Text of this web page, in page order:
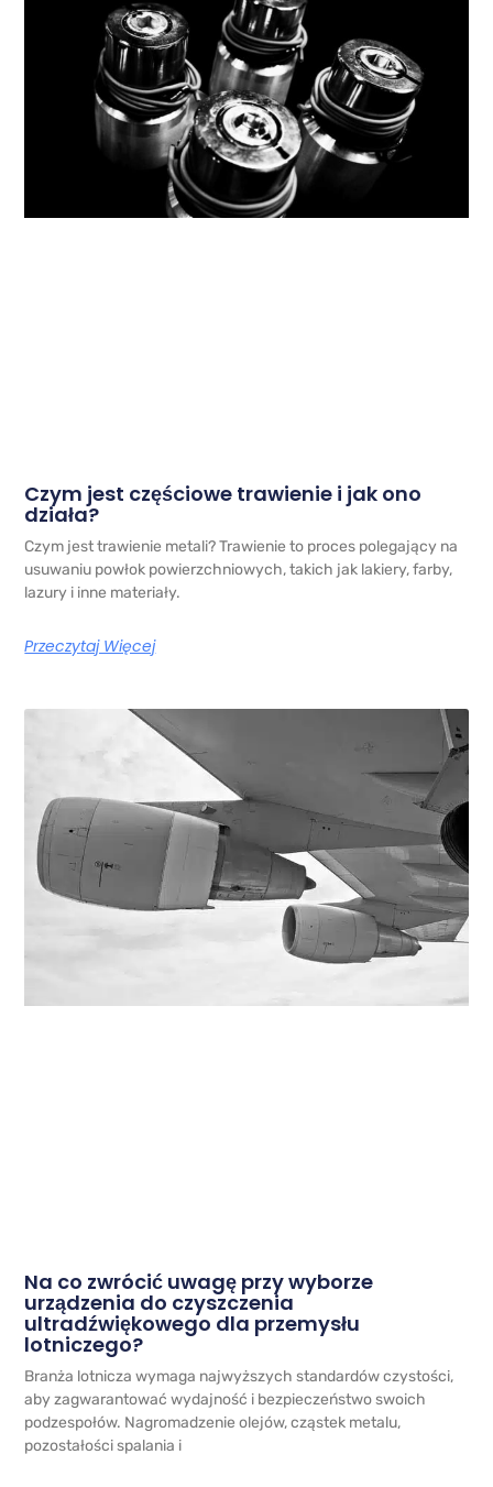
Czym jest częściowe trawienie i jak ono
działa?
Czym jest trawienie metali? Trawienie to proces polegający na
usuwaniu powłok powierzchniowych, takich jak lakiery, farby,
lazury i inne materiały.
Przeczytaj Więcej
Na co zwrócić uwagę przy wyborze
urządzenia do czyszczenia
ultradźwiękowego dla przemysłu
lotniczego?
Branża lotnicza wymaga najwyższych standardów czystości,
aby zagwarantować wydajność i bezpieczeństwo swoich
podzespołów. Nagromadzenie olejów, cząstek metalu,
pozostałości spalania i